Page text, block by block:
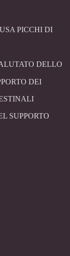
PICCHI DI
DELLO
DEI
SUPPORTO